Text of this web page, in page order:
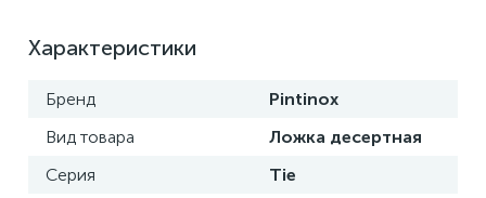
Характеристики
Бренд
Pintinox
Вид товара
Ложка десертная
Серия
Tie